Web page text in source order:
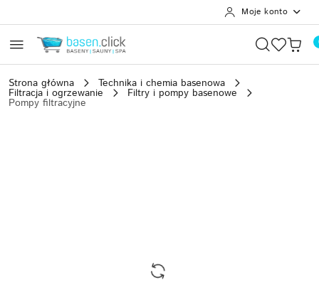
Moje konto
Strona główna Technika i chemia basenowa
Filtracja i ogrzewanie Filtry i pompy basenowe
Pompy filtracyjne